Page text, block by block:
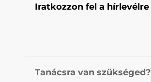
Iratkozzon fel a hírlevélre
Tanácsra van szükséged?